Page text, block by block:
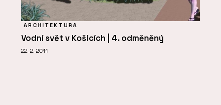
ARCHITEKTURA
Vodní svět v Košicích | 4. odměněný
22. 2. 2011